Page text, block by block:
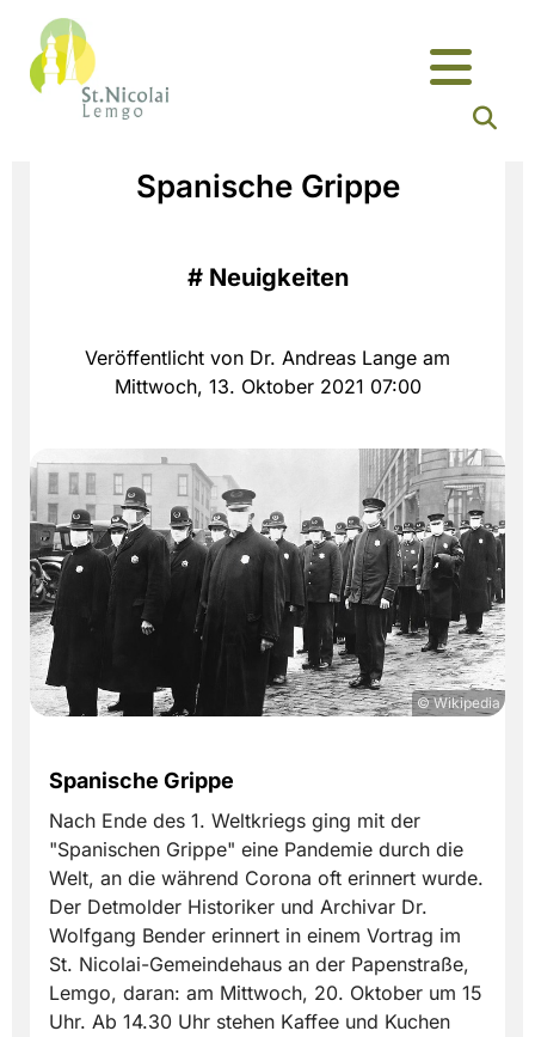
Spanische Grippe
# Neuigkeiten
Veröffentlicht von Dr. Andreas Lange am
Mittwoch, 13. Oktober 2021 07:00
© Wikipedia
Spanische Grippe
Nach Ende des 1. Weltkriegs ging mit der
"Spanischen Grippe" eine Pandemie durch die
Welt, an die während Corona oft erinnert wurde.
Der Detmolder Historiker und Archivar Dr.
Wolfgang Bender erinnert in einem Vortrag im
St. Nicolai-Gemeindehaus an der Papenstraße,
Lemgo, daran: am Mittwoch, 20. Oktober um 15
Uhr. Ab 14.30 Uhr stehen Kaffee und Kuchen